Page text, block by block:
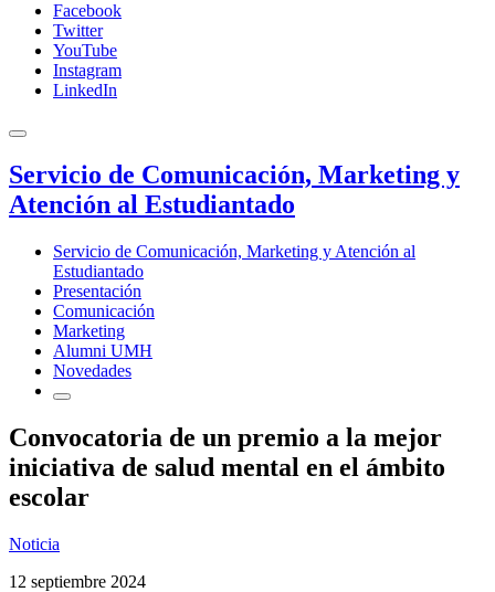
Facebook
Twitter
YouTube
Instagram
LinkedIn
Servicio de Comunicación, Marketing y
Atención al Estudiantado
Servicio de Comunicación, Marketing y Atención al
Estudiantado
Presentación
Comunicación
Marketing
Alumni UMH
Novedades
Convocatoria de un premio a la mejor
iniciativa de salud mental en el ámbito
escolar
Noticia
12 septiembre 2024